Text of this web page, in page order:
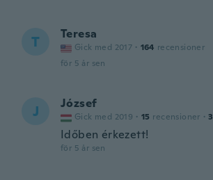
T Teresa
Gick med 2017 · 164 recensioner
för 5 år sen
J József
Gick med 2019 · 15 recensioner · 3
Időben érkezett!
för 5 år sen